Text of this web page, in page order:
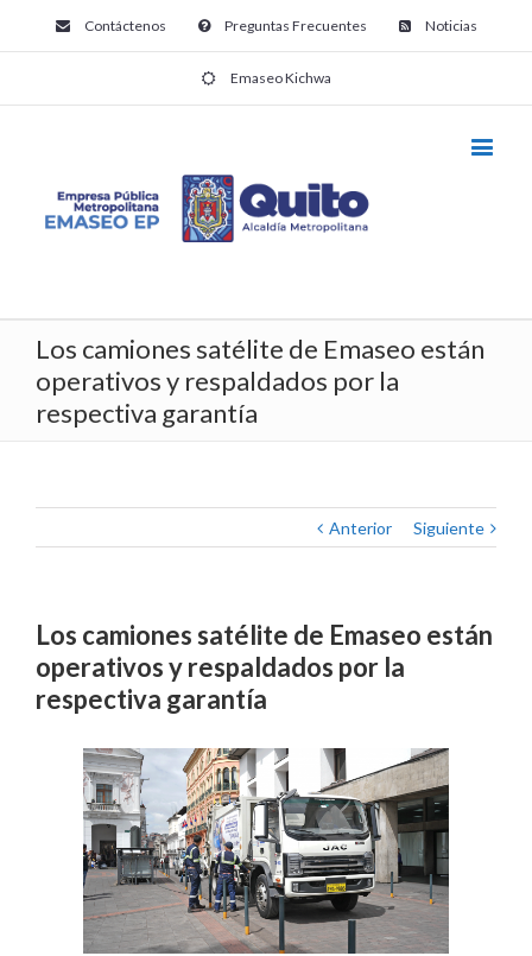
Contáctenos Preguntas Frecuentes Noticias
Emaseo Kichwa
Los camiones satélite de Emaseo están
operativos y respaldados por la
respectiva garantía
Anterior Siguiente
Los camiones satélite de Emaseo están
operativos y respaldados por la
respectiva garantía